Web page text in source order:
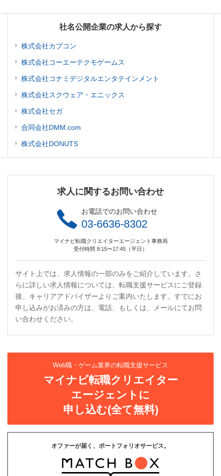
社名公開企業の求人から探す
株式会社カプコン
株式会社コーエーテクモゲームス
株式会社コナミデジタルエンタテインメント
株式会社スクウェア・エニックス
株式会社セガ
合同会社DMM.com
株式会社DONUTS
求人に関するお問い合わせ
お電話でのお問い合わせ
03-6636-8302
マイナビ転職クリエイターエージェント事務局
受付時間 9:15〜17:45（平日）
サイト上では、求人情報の一部のみをご紹介しています。さ
らに詳しい求人情報については、転職支援サービスにご登録
後、キャリアアドバイザーよりご案内いたします。すでにお
申し込みがお済みの方は、電話、もしくは、メールにてお問
い合わせください。
Web職・ゲーム業界の転職支援サービス
マイナビ転職クリエイター
エージェントに
申し込む(全て無料)
オファーが届く、ポートフォリオサービス。